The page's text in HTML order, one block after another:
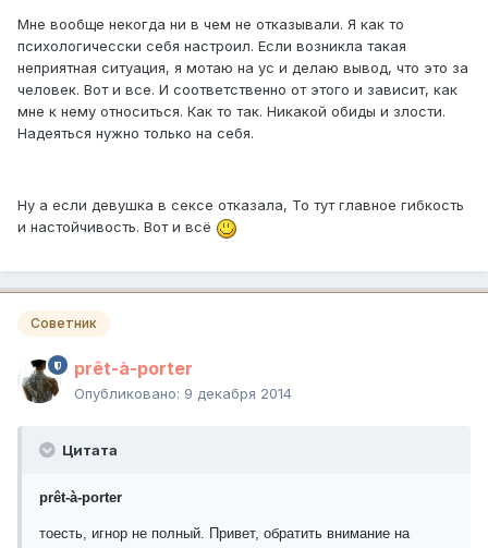
Мне вообще некогда ни в чем не отказывали. Я как то
психологичесски себя настроил. Если возникла такая
неприятная ситуация, я мотаю на ус и делаю вывод, что это за
человек. Вот и все. И соответственно от этого и зависит, как
мне к нему относиться. Как то так. Никакой обиды и злости.
Надеяться нужно только на себя.
Ну а если девушка в сексе отказала, То тут главное гибкость
и настойчивость. Вот и всё
Советник
prêt-à-porter
Опубликовано: 9 декабря 2014
Цитата
prêt-à-porter
тоесть, игнор не полный. Привет, обратить внимание на